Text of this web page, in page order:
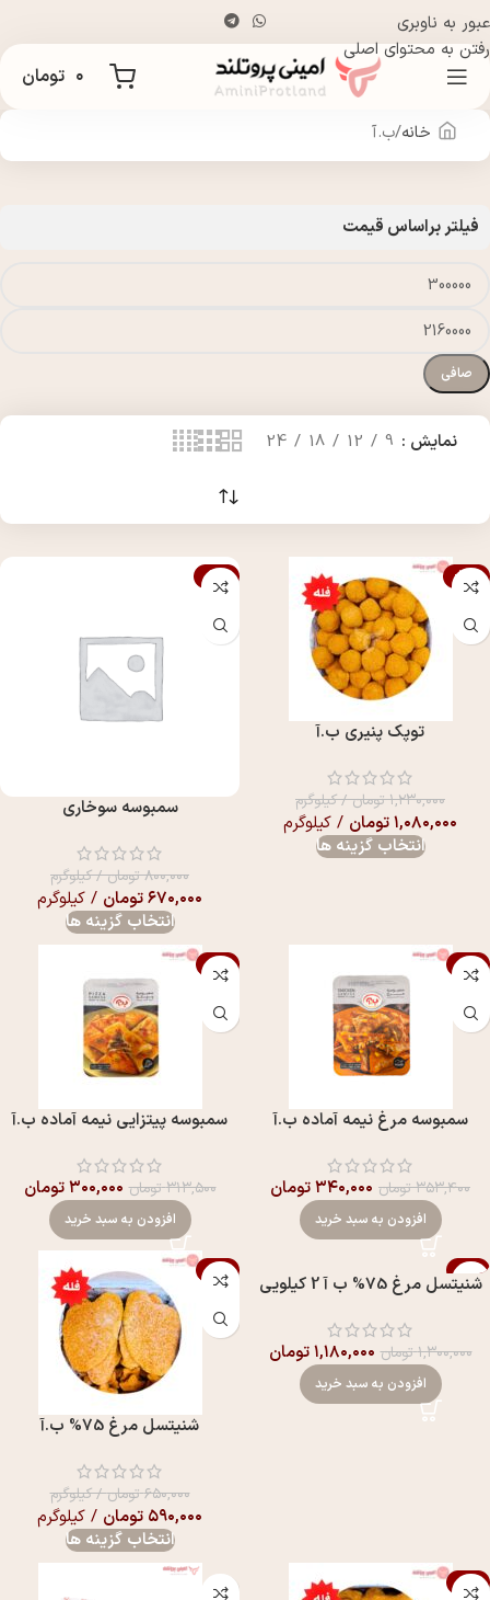
عبور به ناوبری
رفتن به محتوای اصلی
۰ تومان
خانه ب.آ
فیلتر براساس قیمت
صافی
نمایش 9
12
18
24
-12%
توپک پنیری ب.آ
۱,۲۳۰,۰۰۰تومان/ کیلوگرم
۱,۰۸۰,۰۰۰تومان / کیلوگرم
انتخاب گزینه ها
-16%
سمبوسه سوخاری
۸۰۰,۰۰۰تومان/ کیلوگرم
۶۷۰,۰۰۰تومان / کیلوگرم
انتخاب گزینه ها
-4%
سمبوسه مرغ نیمه آماده ب.آ
۳۵۳,۴۰۰تومان ۳۴۰,۰۰۰تومان
افزودن به سبد خرید
-4%
سمبوسه پیتزایی نیمه آماده ب.آ
۳۱۳,۵۰۰تومان ۳۰۰,۰۰۰تومان
افزودن به سبد خرید
-9%
شنيتسل مرغ 75% ب آ 2 کیلویی
۱,۳۰۰,۰۰۰تومان ۱,۱۸۰,۰۰۰تومان
افزودن به سبد خرید
-9%
شنیتسل مرغ 75% ب.آ
۶۵۰,۰۰۰تومان/ کیلوگرم
۵۹۰,۰۰۰ تومان / کیلوگرم
انتخاب گزینه ها
-8%